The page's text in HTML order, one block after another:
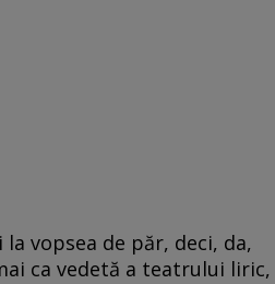
vopsea de păr, deci, da,
ca vedetă a teatrului liric,